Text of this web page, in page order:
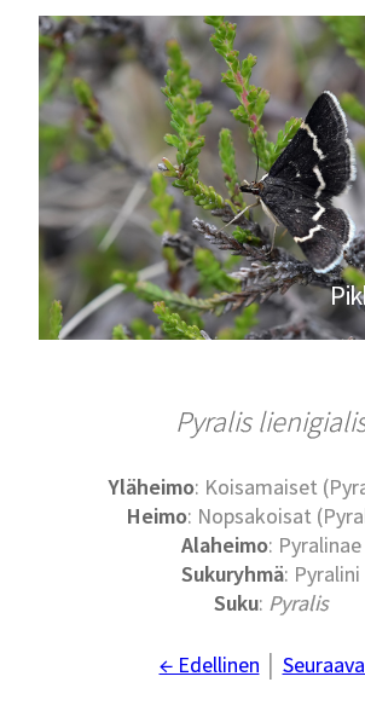
Pyralis
Yläheimo: Koisamaiset
Heimo: Nopsakoisat
Alaheimo: Pyralinae
Sukuryhmä: Pyralini
Suku: Pyralis
← Edellinen